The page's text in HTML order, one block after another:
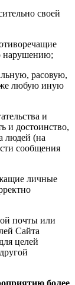
своей
нарушению;
расовую,
любую иную
и
и достоинство,
людей (на
сообщения
личные
почты или
Сайта
целей
более